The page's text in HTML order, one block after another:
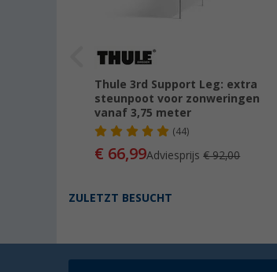
Thule 3rd Support Leg: extra
steunpoot voor zonweringen
vanaf 3,75 meter
(44)
€ 66,99Adviesprijs€ 92,00
ZULETZT BESUCHT